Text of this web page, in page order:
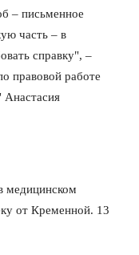
– письменное
часть – в
справку", –
правовой работе
Анастасия
медицинском
от Кременной. 13